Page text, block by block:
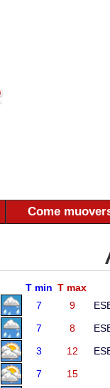
Come
T min T max
7 9
7 8
3 12
7
15